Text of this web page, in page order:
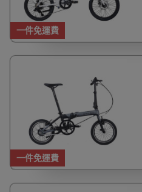
一件免運費
一件免運費